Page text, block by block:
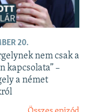
20.
nem csak a
kapcsolata” –
a német